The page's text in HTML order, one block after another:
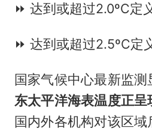
⏩ 达到或超过2.0ºC定
⏩ 达到或超过2.5ºC定
国家气候中心最新监测
东太平洋海表温度正
国内外各机构对该区